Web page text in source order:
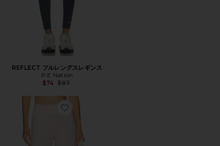
REFLECT フルレングスレギンス
P.E Nation
$74 Previous price:
$87
Favorite ESSENTIAL パンツ